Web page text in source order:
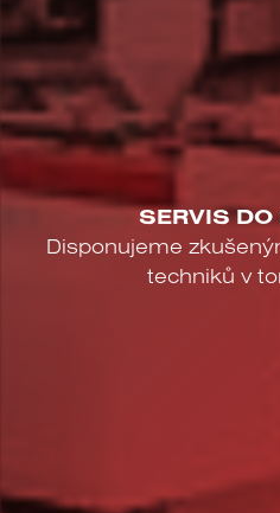
SERVIS DO
Disponujeme
techniků v